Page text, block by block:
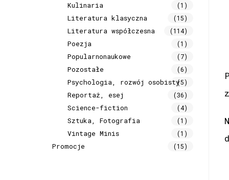
Kulinaria (1)
Literatura klasyczna (15)
Literatura współczesna (114)
Poezja (1)
Popularnonaukowe (7)
Pozostałe (6)
Psychologia, rozwój osobisty(5)
Reportaż, esej (36)
Science-fiction (4)
Sztuka, Fotografia (1)
Vintage Minis (1)
Promocje (15)